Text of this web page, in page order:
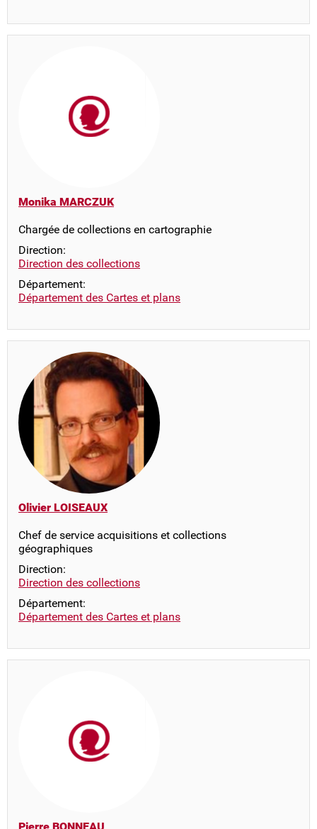
Monika MARCZUK
Chargée de collections en cartographie
Direction:
Direction des collections
Département:
Département des Cartes et plans
Olivier LOISEAUX
Chef de service acquisitions et collections
géographiques
Direction:
Direction des collections
Département:
Département des Cartes et plans